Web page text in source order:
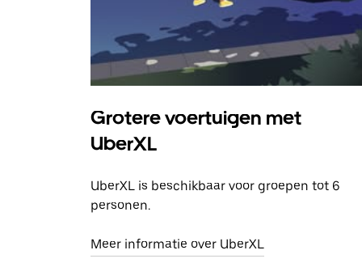
Grotere voertuigen met
UberXL
UberXL is beschikbaar voor groepen tot 6
personen.
Meer informatie over UberXL